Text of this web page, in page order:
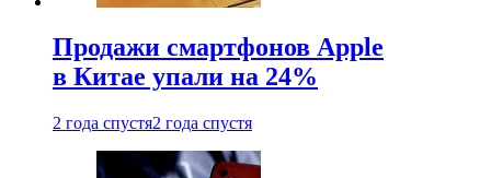
Продажи смартфонов Apple
в Китае упали на 24%
2 года спустя2 года спустя